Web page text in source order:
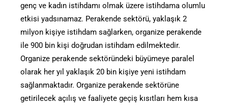
genç ve kadın istihdamı olmak üzere istihdama olumlu
etkisi yadsınamaz. Perakende sektörü, yaklaşık 2
milyon kişiye istihdam sağlarken, organize perakende
ile 900 bin kişi doğrudan istihdam edilmektedir.
Organize perakende sektöründeki büyümeye paralel
olarak her yıl yaklaşık 20 bin kişiye yeni istihdam
sağlanmaktadır. Organize perakende sektörüne
getirilecek açılış ve faaliyete geçiş kısıtları hem kısa